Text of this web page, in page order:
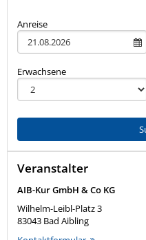
Anreise
Erwachsene
Veranstalter
AIB-Kur GmbH & Co KG
Wilhelm-Leibl-Platz 3
83043 Bad Aibling